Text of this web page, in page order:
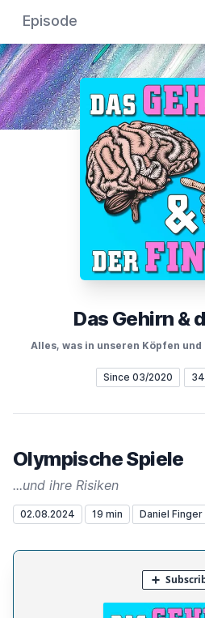
Episode
Das Gehirn &
Alles, was in unseren Köpfen
Since 03/2020
Olympische Spiele
...und ihre Risiken
02.08.2024 19 min Daniel Finger